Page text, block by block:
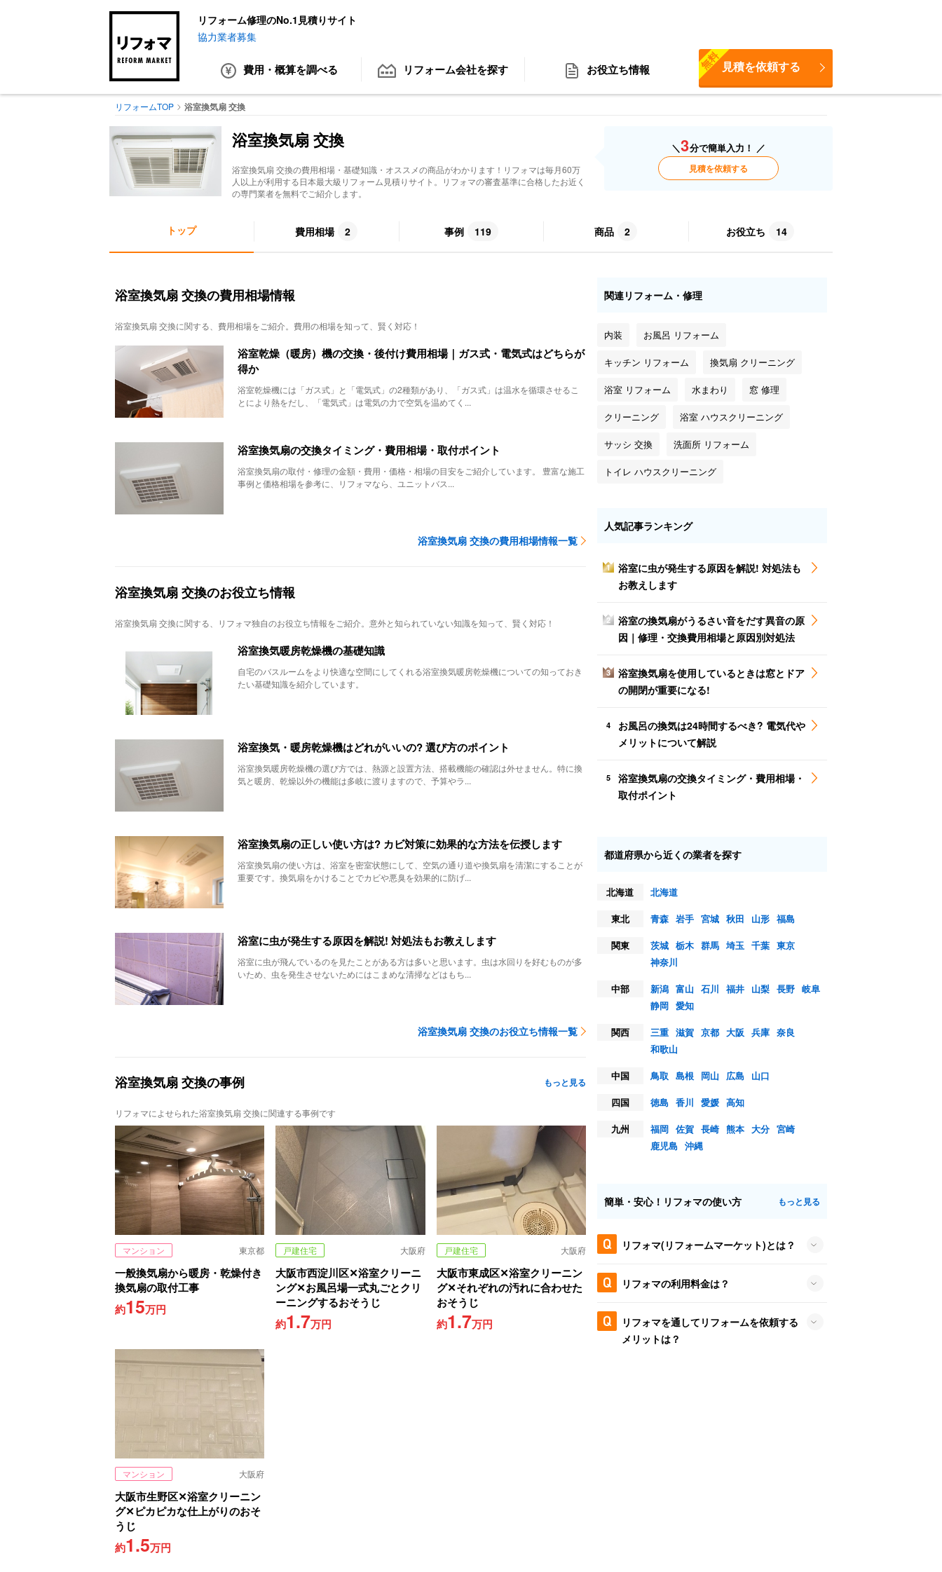
リフォーム修理のNo.1見積りサイト
協力業者募集
費用・概算を調べる リフォーム会社を探す お役立ち情報 見積を依頼する
無料
リフォームTOP 浴室換気扇 交換
浴室換気扇 交換
浴室換気扇 交換の費用相場・基礎知識・オススメの商品がわかります！リフォマは毎月60万
人以上が利用する日本最大級リフォーム見積りサイト。リフォマの審査基準に合格したお近く
の専門業者を無料でご紹介します。
＼3分で簡単入力！ ／
見積を依頼する
トップ 費用相場 2 事例 119 商品 2 お役立ち 14
浴室換気扇 交換の費用相場情報
浴室換気扇 交換に関する、費用相場をご紹介。費用の相場を知って、賢く対応！
浴室乾燥（暖房）機の交換・後付け費用相場｜ガス式・電気式はどちらが
得か
浴室乾燥機には「ガス式」と「電気式」の2種類があり、「ガス式」は温水を循環させるこ
とにより熱をだし、「電気式」は電気の力で空気を温めてく...
浴室換気扇の交換タイミング・費用相場・取付ポイント
浴室換気扇の取付・修理の金額・費用・価格・相場の目安をご紹介しています。 豊富な施工
事例と価格相場を参考に、リフォマなら、ユニットバス...
浴室換気扇 交換の費用相場情報一覧
浴室換気扇 交換のお役立ち情報
浴室換気扇 交換に関する、リフォマ独自のお役立ち情報をご紹介。意外と知られていない知識を知って、賢く対応！
浴室換気暖房乾燥機の基礎知識
自宅のバスルームをより快適な空間にしてくれる浴室換気暖房乾燥機についての知っておき
たい基礎知識を紹介しています。
浴室換気・暖房乾燥機はどれがいいの? 選び方のポイント
浴室換気暖房乾燥機の選び方では、熱源と設置方法、搭載機能の確認は外せません。特に換
気と暖房、乾燥以外の機能は多岐に渡りますので、予算やラ...
浴室換気扇の正しい使い方は? カビ対策に効果的な方法を伝授します
浴室換気扇の使い方は、浴室を密室状態にして、空気の通り道や換気扇を清潔にすることが
重要です。換気扇をかけることでカビや悪臭を効果的に防げ...
浴室に虫が発生する原因を解説! 対処法もお教えします
浴室に虫が飛んでいるのを見たことがある方は多いと思います。虫は水回りを好むものが多
いため、虫を発生させないためにはこまめな清掃などはもち...
浴室換気扇 交換のお役立ち情報一覧
浴室換気扇 交換の事例 もっと見る
リフォマによせられた浴室換気扇 交換に関連する事例です
マンション 東京都
一般換気扇から暖房・乾燥付き
換気扇の取付工事
約15万円
戸建住宅 大阪府
大阪市西淀川区✕浴室クリーニ
ング✕お風呂場一式丸ごとクリ
ーニングするおそうじ
約1.7万円
戸建住宅 大阪府
大阪市東成区✕浴室クリーニン
グ✕それぞれの汚れに合わせた
おそうじ
約1.7万円
マンション 大阪府
大阪市生野区✕浴室クリーニン
グ✕ピカピカな仕上がりのおそ
うじ
約1.5万円
関連リフォーム・修理
内装 お風呂 リフォーム
キッチン リフォーム 換気扇 クリーニング
浴室 リフォーム 水まわり 窓 修理
クリーニング 浴室 ハウスクリーニング
サッシ 交換 洗面所 リフォーム
トイレ ハウスクリーニング
人気記事ランキング
1
浴室に虫が発生する原因を解説! 対処法も
お教えします
2
浴室の換気扇がうるさい音をだす異音の原
因｜修理・交換費用相場と原因別対処法
3
浴室換気扇を使用しているときは窓とドア
の開閉が重要になる!
4
お風呂の換気は24時間するべき? 電気代や
メリットについて解説
5
浴室換気扇の交換タイミング・費用相場・
取付ポイント
都道府県から近くの業者を探す
北海道
北海道
東北
青森 岩手 宮城 秋田 山形 福島
関東
茨城 栃木 群馬 埼玉 千葉 東京
神奈川
中部
新潟 富山 石川 福井 山梨 長野 岐阜
静岡 愛知
関西
三重 滋賀 京都 大阪 兵庫 奈良
和歌山
中国
鳥取 島根 岡山 広島
山口
四国
徳島 香川 愛媛 高知
九州
福岡 佐賀 長崎 熊本 大分 宮崎
鹿児島 沖縄
簡単・安心！リフォマの使い方 もっと見る
リフォマ(リフォームマーケット)とは？
リフォマの利用料金は？
リフォマを通してリフォームを依頼する
メリットは？